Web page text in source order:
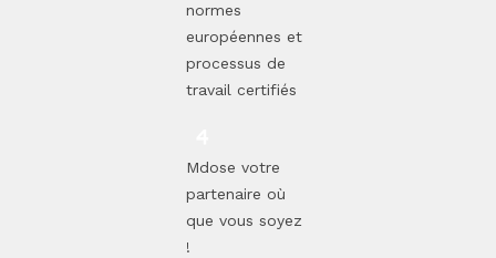
normes
européennes et
processus de
travail certifiés
Mdose votre
partenaire où
que vous soyez
!